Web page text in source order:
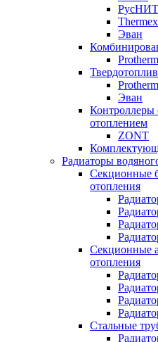
РусНИТ
Thermex
Эван
Protherm
Protherm
Эван
Контроллеры
отоплением
ZONT
Радиаторы
Секционные
отопления
Секционные
отопления
Стальные